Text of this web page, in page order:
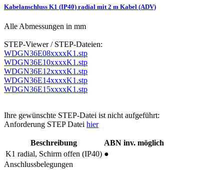
Kabelanschluss K1 (IP40) radial mit 2 m Kabel (ADV)
Alle Abmessungen in mm
STEP-Viewer / STEP-Dateien:
WDGN36E08xxxxK1.stp
WDGN36E10xxxxK1.stp
WDGN36E12xxxxK1.stp
WDGN36E14xxxxK1.stp
WDGN36E15xxxxK1.stp
Ihre gewünschte STEP-Datei ist nicht aufgeführt:
Anforderung STEP Datei hier
Beschreibung
ABN inv. möglich
K1 radial, Schirm offen (IP40) ●
Anschlussbelegungen